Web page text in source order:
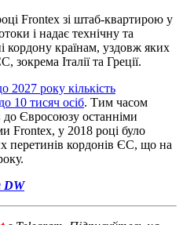
Frontex зі штаб-квартирою у
і надає технічну та
кордону країнам, уздовж яких
Італії та Греції.
2027 року кількість
10 тисяч осіб. Тим часом
до Євросоюзу останніми
Frontex, у 2018 році було
перетинів кордонів ЄС, що на
DW